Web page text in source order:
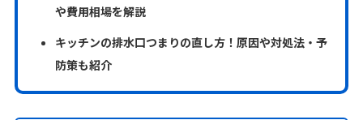
や費用相場を解説
キッチンの排水口つまりの直し方！原因や対処法・予
防策も紹介